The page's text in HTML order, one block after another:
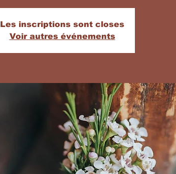
Les inscriptions sont closes
Voir autres événements